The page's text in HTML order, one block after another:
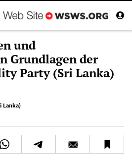
und
Grundlagen der
Party (Sri Lanka)
Lanka)